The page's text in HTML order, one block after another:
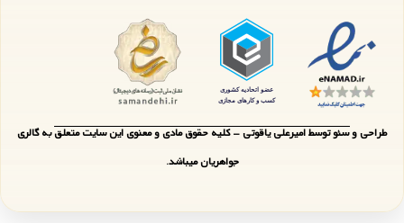
طراحی و سئو توسط امیرعلی یاقوتی - کلیه حقوق مادی و معنوی این سایت متعلق به گالری
جواهریان میباشد.